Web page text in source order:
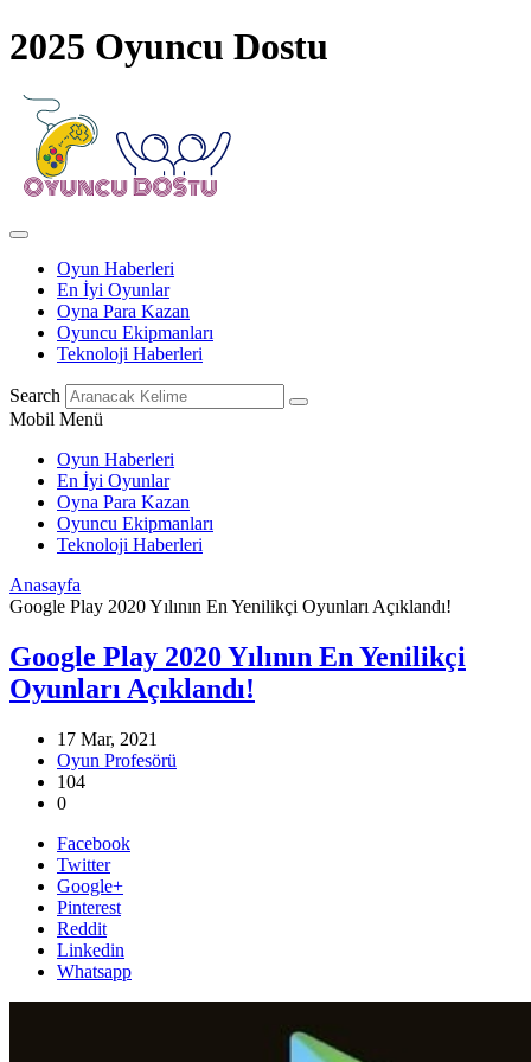
2025 Oyuncu Dostu
Oyun Haberleri
En İyi Oyunlar
Oyna Para Kazan
Oyuncu Ekipmanları
Teknoloji Haberleri
Search
Mobil Menü
Oyun Haberleri
En İyi Oyunlar
Oyna Para Kazan
Oyuncu Ekipmanları
Teknoloji Haberleri
Anasayfa
Google Play 2020 Yılının En Yenilikçi Oyunları Açıklandı!
Google Play 2020 Yılının En Yenilikçi
Oyunları Açıklandı!
17 Mar, 2021
Oyun Profesörü
104
0
Facebook
Twitter
Google+
Pinterest
Reddit
Linkedin
Whatsapp